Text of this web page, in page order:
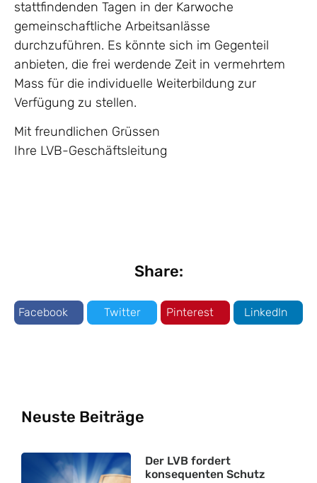
stattfindenden Tagen in der Karwoche
gemeinschaftliche Arbeitsanlässe
durchzuführen. Es könnte sich im Gegenteil
anbieten, die frei werdende Zeit in vermehrtem
Mass für die individuelle Weiterbildung zur
Verfügung zu stellen.
Mit freundlichen Grüssen
Ihre LVB-Geschäftsleitung
Share:
Facebook Twitter Pinterest LinkedIn
Neuste Beiträge
Der LVB fordert
konsequenten Schutz